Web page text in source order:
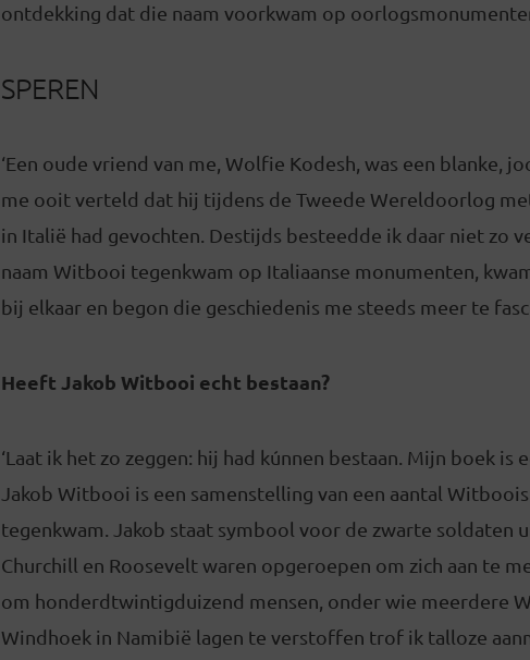
ontdekking dat die naam voorkwam op
SPEREN
‘Een oude vriend van me, Wolfie Kodesh, was een blanke,
me ooit verteld dat hij tijdens de Tweede Wereldoorlog
in Italië had gevochten. Destijds besteedde ik daar niet zo
naam Witbooi tegenkwam op Italiaanse monumenten,
bij elkaar en begon die geschiedenis me steeds meer te
Heeft Jakob Witbooi echt bestaan?
‘Laat ik het zo zeggen: hij had kúnnen bestaan. Mijn boek is
Jakob Witbooi is een samenstelling van een aantal
tegenkwam. Jakob staat symbool voor de zwarte soldaten
Churchill en Roosevelt waren opgeroepen om zich aan te
om honderdtwintigduizend mensen, onder wie meerdere
Windhoek in Namibië lagen te verstoffen trof ik talloze